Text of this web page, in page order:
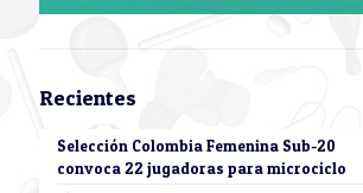
Recientes
Selección Colombia Femenina Sub-20
convoca 22 jugadoras para microciclo